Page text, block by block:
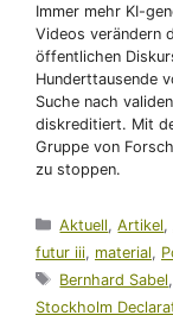
Immer mehr KI-
Videos verändern
öffentlichen
Hunderttausende
Suche nach
diskreditiert. Mit
Gruppe von
zu stoppen.
Kategorien
Aktuell,Artikel,
futur iii, material,
Schlagwörter
Bernhard Sabel,
Stockholm